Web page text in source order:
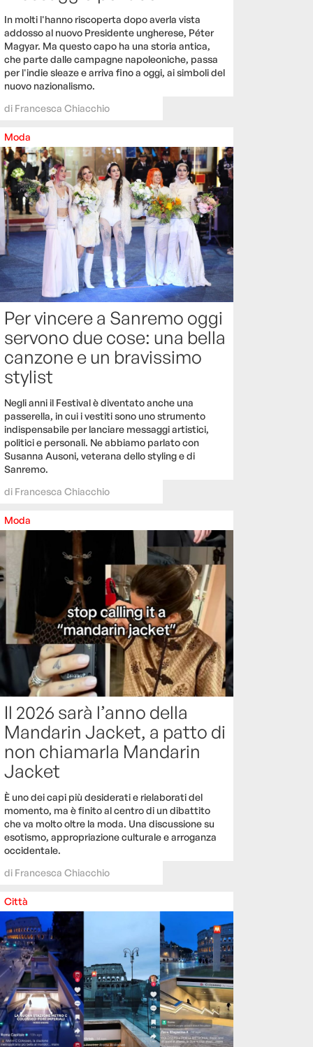
In molti l'hanno riscoperta dopo averla vista
addosso al nuovo Presidente ungherese, Péter
Magyar. Ma questo capo ha una storia antica,
che parte dalle campagne napoleoniche, passa
per l'indie sleaze e arriva fino a oggi, ai simboli del
nuovo nazionalismo.
di Francesca Chiacchio
Moda
Per vincere a Sanremo oggi
servono due cose: una bella
canzone e un bravissimo
stylist
Negli anni il Festival è diventato anche una
passerella, in cui i vestiti sono uno strumento
indispensabile per lanciare messaggi artistici,
politici e personali. Ne abbiamo parlato con
Susanna Ausoni, veterana dello styling e di
Sanremo.
di Francesca Chiacchio
Moda
Il 2026 sarà l’anno della
Mandarin Jacket, a patto di
non chiamarla Mandarin
Jacket
È uno dei capi più desiderati e rielaborati del
momento, ma è finito al centro di un dibattito
che va molto oltre la moda. Una discussione su
esotismo, appropriazione culturale e arroganza
occidentale.
di Francesca Chiacchio
Città